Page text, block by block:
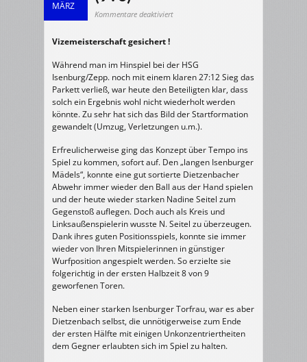
MÄRZ
Kommentare deaktiviertfür
HSG
Isenburg/Zepp.
21
:
17
(9
:
6)
Vizemeisterschaft gesichert !
Während man im Hinspiel bei der HSG
Isenburg/Zepp. noch mit einem klaren 27:12 Sieg das
Parkett verließ, war heute den Beteiligten klar, dass
solch ein Ergebnis wohl nicht wiederholt werden
könnte. Zu sehr hat sich das Bild der Startformation
gewandelt (Umzug, Verletzungen u.m.).
Erfreulicherweise ging das Konzept über Tempo ins
Spiel zu kommen, sofort auf. Den „langen Isenburger
Mädels“, konnte eine gut sortierte Dietzenbacher
Abwehr immer wieder den Ball aus der Hand spielen
und der heute wieder starken Nadine Seitel zum
Gegenstoß auflegen. Doch auch als Kreis und
Linksaußenspielerin wusste N. Seitel zu überzeugen.
Dank ihres guten Positionsspiels, konnte sie immer
wieder von Ihren Mitspielerinnen in günstiger
Wurfposition angespielt werden. So erzielte sie
folgerichtig in der ersten Halbzeit 8 von 9
geworfenen Toren.
Neben einer starken Isenburger Torfrau, war es aber
Dietzenbach selbst, die unnötigerweise zum Ende
der ersten Hälfte mit einigen Unkonzentriertheiten
dem Gegner erlaubten sich im Spiel zu halten.